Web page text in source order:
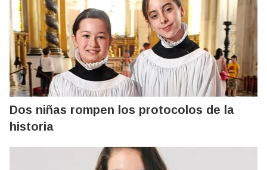
Dos niñas rompen los protocolos de la
historia